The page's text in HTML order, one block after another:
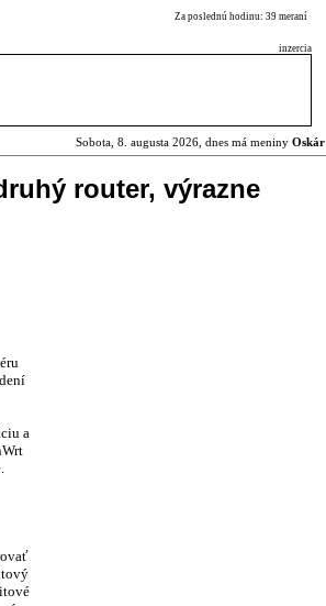
Za poslednú hodinu: 39 meraní
inzercia
Sobota, 8. augusta 2026, dnes má meniny Oskár
router, výrazne
a